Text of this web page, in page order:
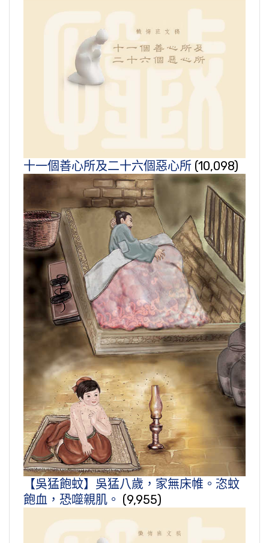
十一個善心所及二十六個惡心所 (10,098)
【吳猛飽蚊】吳猛八歲，家無床帷。恣蚊
飽血，恐噬親肌。 (9,955)